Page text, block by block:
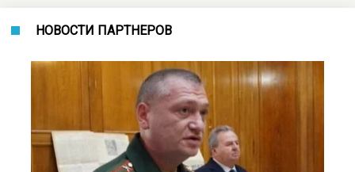
НОВОСТИ ПАРТНЕРОВ